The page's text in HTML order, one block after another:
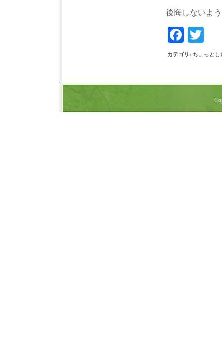
後悔しないよ
カテゴリ : ちょっとし